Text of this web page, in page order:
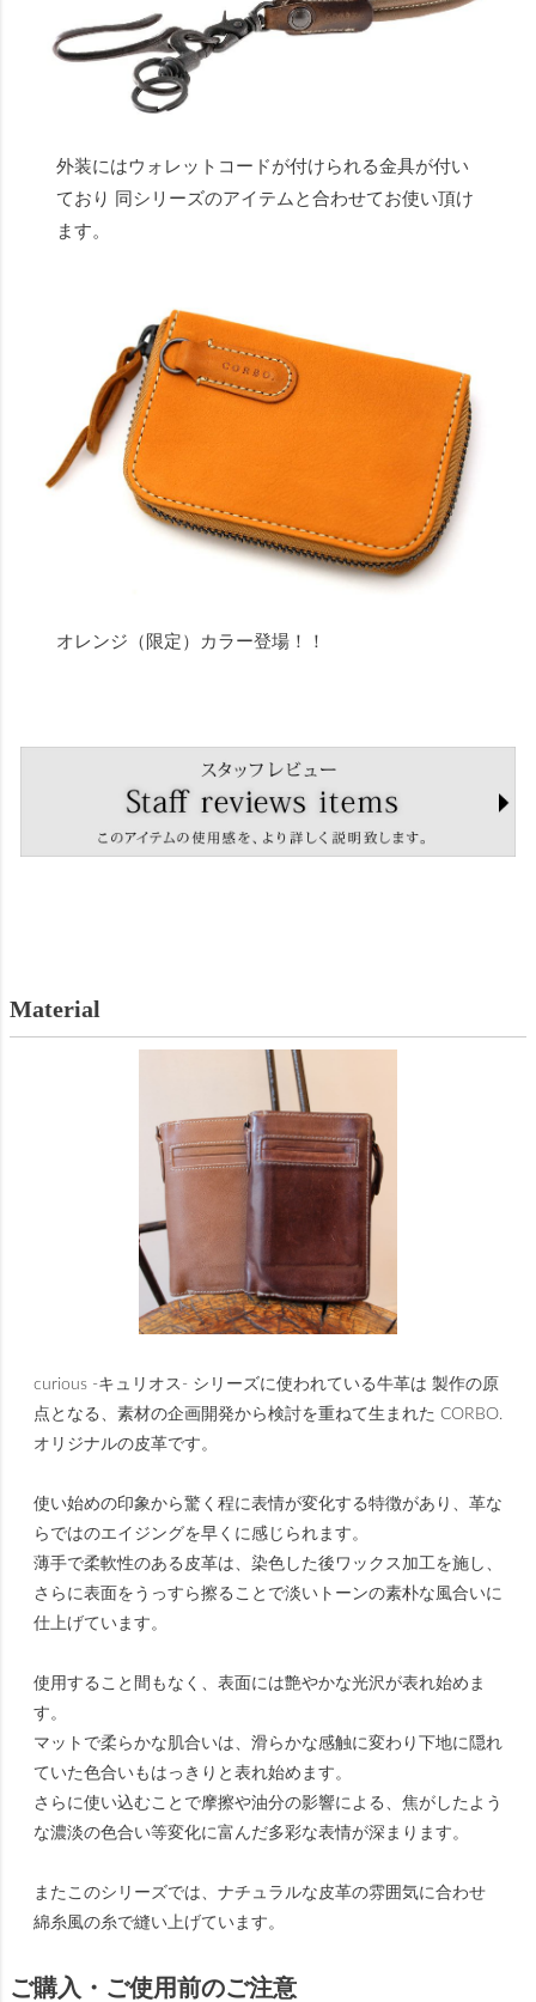
外装にはウォレットコードが付けられる金具が付い
ており 同シリーズのアイテムと合わせてお使い頂け
ます。
オレンジ（限定）カラー登場！！
Material
curious -キュリオス- シリーズに使われている牛革は 製作の原
点となる、素材の企画開発から検討を重ねて生まれた CORBO.
オリジナルの皮革です。
使い始めの印象から驚く程に表情が変化する特徴があり、革な
らではのエイジングを早くに感じられます。
薄手で柔軟性のある皮革は、染色した後ワックス加工を施し、
さらに表面をうっすら擦ることで淡いトーンの素朴な風合いに
仕上げています。
使用すること間もなく、表面には艶やかな光沢が表れ始めま
す。
マットで柔らかな肌合いは、滑らかな感触に変わり下地に隠れ
ていた色合いもはっきりと表れ始めます。
さらに使い込むことで摩擦や油分の影響による、焦がしたよう
な濃淡の色合い等変化に富んだ多彩な表情が深まります。
またこのシリーズでは、ナチュラルな皮革の雰囲気に合わせ
綿糸風の糸で縫い上げています。
ご購入・ご使用前のご注意